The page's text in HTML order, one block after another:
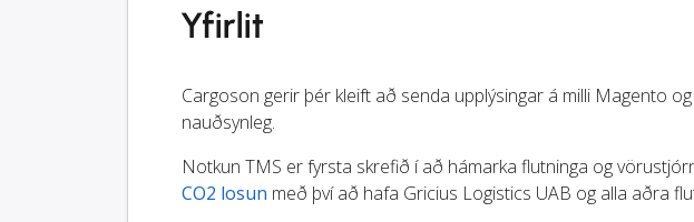
Yfirlit
Cargoson gerir þér kleift að senda upplýsingar á milli Magento
nauðsynleg.
Notkun TMS er fyrsta skrefið í að hámarka flutninga og
CO2 losun með því að hafa Gricius Logistics UAB og alla aðra